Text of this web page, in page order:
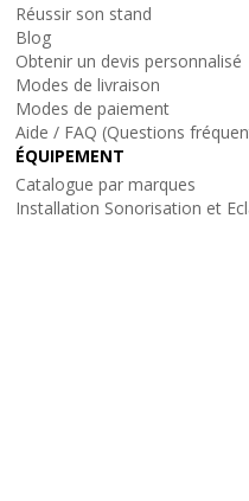
Réussir son stand
Blog
Obtenir un devis personnalisé
Modes de livraison
Modes de paiement
Aide / FAQ (Questions
ÉQUIPEMENT
Catalogue par marques
Installation Sonorisation et